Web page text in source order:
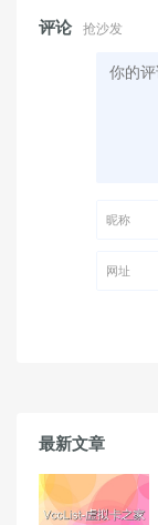
评论 抢沙发
最新文章